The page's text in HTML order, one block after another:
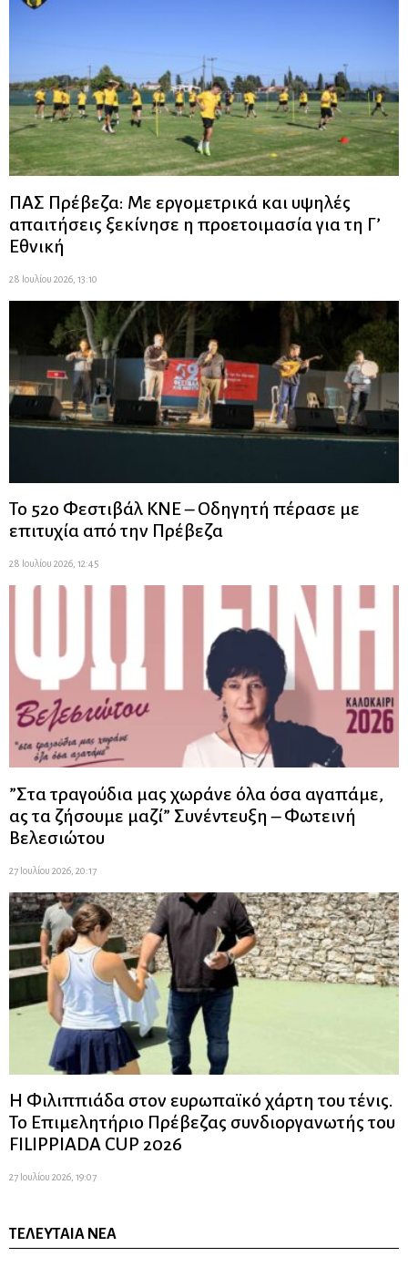
ΠΑΣ Πρέβεζα: Με εργομετρικά και υψηλές
απαιτήσεις ξεκίνησε η προετοιμασία για τη Γ’
Εθνική
28 Ιουλίου 2026, 13:10
Το 52ο Φεστιβάλ ΚΝΕ – Οδηγητή πέρασε με
επιτυχία από την Πρέβεζα
28 Ιουλίου 2026, 12:45
”Στα τραγούδια μας χωράνε όλα όσα αγαπάμε,
ας τα ζήσουμε μαζί” Συνέντευξη – Φωτεινή
Βελεσιώτου
27 Ιουλίου 2026, 20:17
Η Φιλιππιάδα στον ευρωπαϊκό χάρτη του τένις.
Το Επιμελητήριο Πρέβεζας συνδιοργανωτής του
FILIPPIADA CUP 2026
27 Ιουλίου 2026, 19:07
ΤΕΛΕΥΤΑΊΑ ΝΈΑ